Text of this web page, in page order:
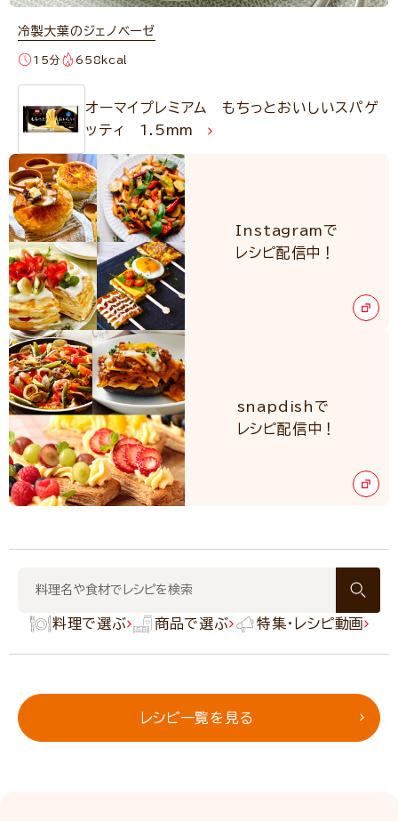
レシピ一覧を見る
冷製大葉のジェノベーゼ
15分 658kcal
オーマイプレミアム もちっとおいしいスパゲ
ッティ 1.5mm
Instagramで
レシピ配信中！
snapdishで
レシピ配信中！
料理で選ぶ 商品で選ぶ 特集・レシピ動画